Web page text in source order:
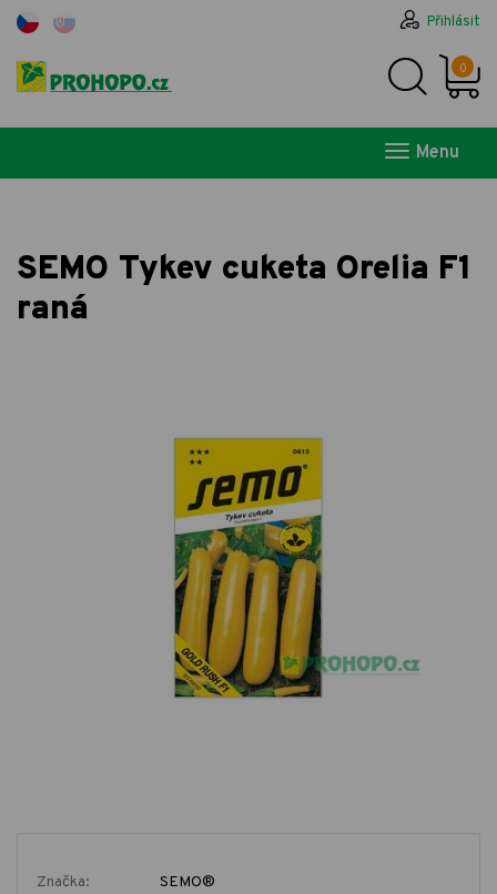
Přihlásit
0
Menu
SEMO Tykev cuketa Orelia F1
raná
Značka:
SEMO®